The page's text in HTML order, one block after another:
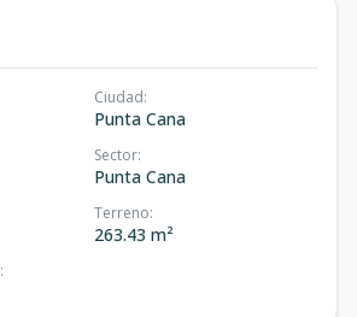
Ciudad:
Punta Cana
Sector:
Punta Cana
Terreno:
263.43 m²
: